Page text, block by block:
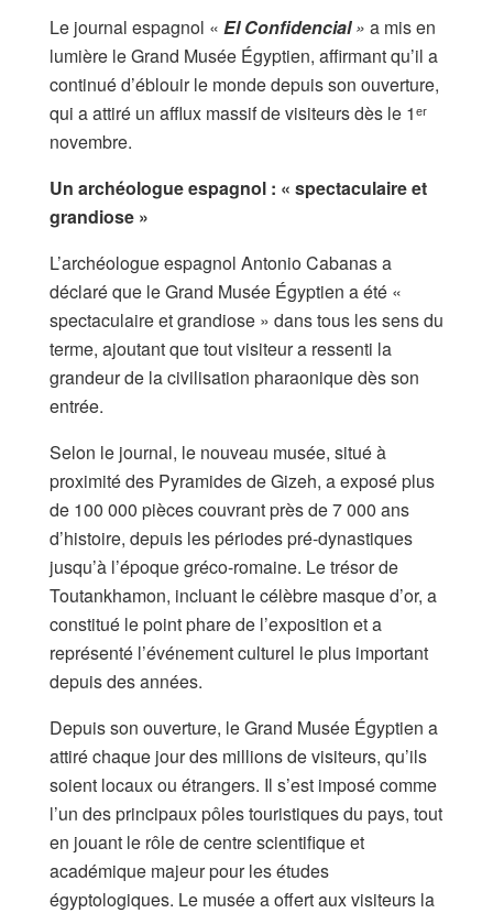
Le journal espagnol « El Confidencial» a mis en
lumière le Grand Musée Égyptien, affirmant qu’il a
continué d’éblouir le monde depuis son ouverture,
qui a attiré un afflux massif de visiteurs dès le 1ᵉʳ
novembre.
Un archéologue espagnol : « spectaculaire et
grandiose »
L’archéologue espagnol Antonio Cabanas a
déclaré que le Grand Musée Égyptien a été «
spectaculaire et grandiose » dans tous les sens du
terme, ajoutant que tout visiteur a ressenti la
grandeur de la civilisation pharaonique dès son
entrée.
Selon le journal, le nouveau musée, situé à
proximité des Pyramides de Gizeh, a exposé plus
de 100 000 pièces couvrant près de 7 000 ans
d’histoire, depuis les périodes pré-dynastiques
jusqu’à l’époque gréco-romaine. Le trésor de
Toutankhamon, incluant le célèbre masque d’or, a
constitué le point phare de l’exposition et a
représenté l’événement culturel le plus important
depuis des années.
Depuis son ouverture, le Grand Musée Égyptien a
attiré chaque jour des millions de visiteurs, qu’ils
soient locaux ou étrangers. Il s’est imposé comme
l’un des principaux pôles touristiques du pays, tout
en jouant le rôle de centre scientifique et
académique majeur pour les études
égyptologiques. Le musée a offert aux visiteurs la